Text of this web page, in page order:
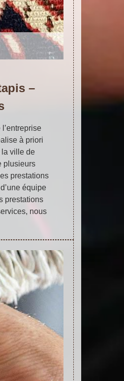
–
à priori
la ville de
plusieurs
prestations
équipe
prestations
nous